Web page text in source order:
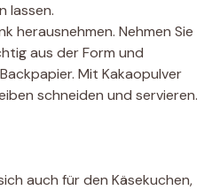
lassen.
herausnehmen. Nehmen Sie
aus der Form und
Mit Kakaopulver
schneiden und servieren.
auch für den Käsekuchen,